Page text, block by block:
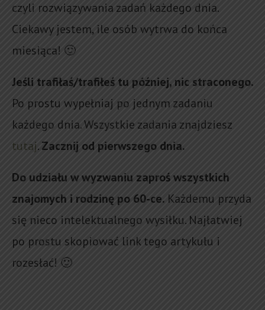
czyli rozwiązywania zadań każdego dnia.
Ciekawy jestem, ile osób wytrwa do końca
miesiąca! 🙂
Jeśli trafiłaś/trafiłeś tu później, nic straconego.
Po prostu wypełniaj po jednym zadaniu
każdego dnia. Wszystkie zadania znajdziesz
tutaj.Zacznij od pierwszego dnia.
Do udziału w wyzwaniu zaproś wszystkich
znajomych i rodzinę po 60-ce. Każdemu przyda
się nieco intelektualnego wysiłku. Najłatwiej
po prostu skopiować link tego artykułu i
rozesłać! 🙂